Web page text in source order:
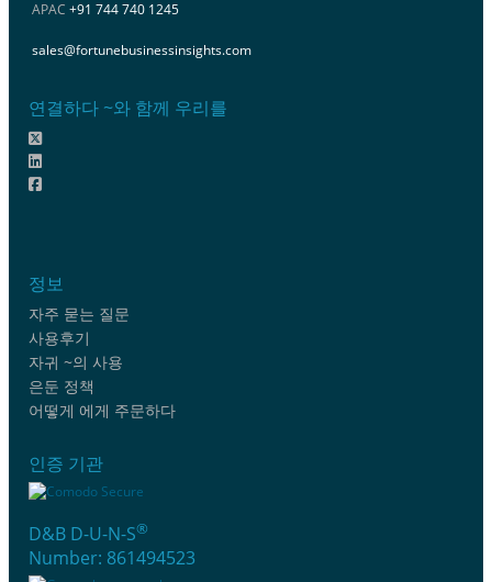
APAC +91 744 740 1245
sales@fortunebusinessinsights.com
연결하다 ~와 함께 우리를
정보
자주 묻는 질문
사용후기
자귀 ~의 사용
은둔 정책
어떻게 에게 주문하다
인증 기관
D&B D-U-N-S®
Number: 861494523